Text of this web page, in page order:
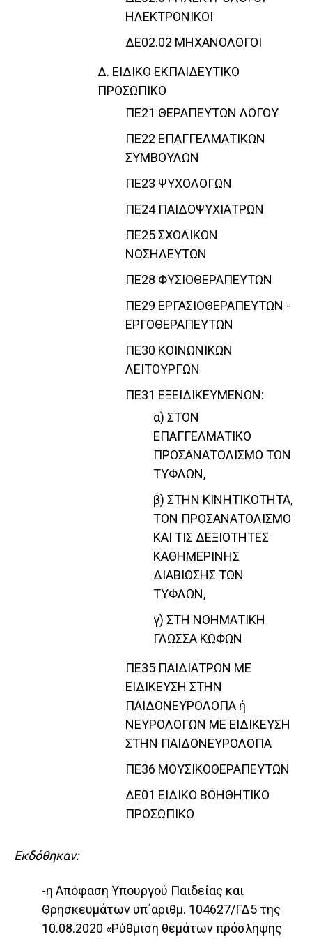
ΗΛΕΚΤΡΟΝΙΚΟΙ
ΔΕ02.02 ΜΗΧΑΝΟΛΟΓΟΙ
Δ. ΕΙΔΙΚΟ ΕΚΠΑΙΔΕΥΤΙΚΟ
ΠΡΟΣΩΠΙΚΟ
ΠΕ21 ΘΕΡΑΠΕΥΤΩΝ ΛΟΓΟΥ
ΠΕ22 ΕΠΑΓΓΕΛΜΑΤΙΚΩΝ
ΣΥΜΒΟΥΛΩΝ
ΠΕ23 ΨΥΧΟΛΟΓΩΝ
ΠΕ24 ΠΑΙΔΟΨΥΧΙΑΤΡΩΝ
ΠΕ25 ΣΧΟΛΙΚΩΝ
ΝΟΣΗΛΕΥΤΩΝ
ΠΕ28 ΦΥΣΙΟΘΕΡΑΠΕΥΤΩΝ
ΠΕ29 ΕΡΓΑΣΙΟΘΕΡΑΠΕΥΤΩΝ -
ΕΡΓΟΘΕΡΑΠΕΥΤΩΝ
ΠΕ30 ΚΟΙΝΩΝΙΚΩΝ
ΛΕΙΤΟΥΡΓΩΝ
ΠΕ31 ΕΞΕΙΔΙΚΕΥΜΕΝΩΝ:
α) ΣΤΟΝ
ΕΠΑΓΓΕΛΜΑΤΙΚΟ
ΠΡΟΣΑΝΑΤΟΛΙΣΜΟ ΤΩΝ
ΤΥΦΛΩΝ,
β) ΣΤΗΝ ΚΙΝΗΤΙΚΟΤΗΤΑ,
ΤΟΝ ΠΡΟΣΑΝΑΤΟΛΙΣΜΟ
ΚΑΙ ΤΙΣ ΔΕΞΙΟΤΗΤΕΣ
ΚΑΘΗΜΕΡΙΝΗΣ
ΔΙΑΒΙΩΣΗΣ ΤΩΝ
ΤΥΦΛΩΝ,
γ) ΣΤΗ ΝΟΗΜΑΤΙΚΗ
ΓΛΩΣΣΑ ΚΩΦΩΝ
ΠΕ35 ΠΑΙΔΙΑΤΡΩΝ ΜΕ
ΕΙΔΙΚΕΥΣΗ ΣΤΗΝ
ΠΑΙΔΟΝΕΥΡΟΛΟΠΑ ή
ΝΕΥΡΟΛΟΓΩΝ ΜΕ ΕΙΔΙΚΕΥΣΗ
ΣΤΗΝ ΠΑΙΔΟΝΕΥΡΟΛΟΠΑ
ΠΕ36 ΜΟΥΣΙΚΟΘΕΡΑΠΕΥΤΩΝ
ΔΕ01 ΕΙΔΙΚΟ ΒΟΗΘΗΤΙΚΟ
ΠΡΟΣΩΠΙΚΟ
Εκδόθηκαν:
-η Απόφαση Υπουργού Παιδείας και
Θρησκευμάτων υπ΄αριθμ. 104627/ΓΔ5 της
10.08.2020 «Ρύθμιση θεμάτων πρόσληψης